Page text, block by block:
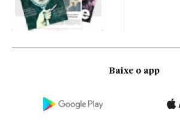
Baixe o app